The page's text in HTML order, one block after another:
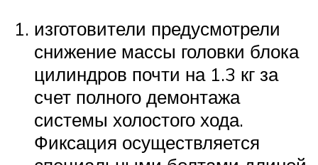
изготовители предусмотрели
снижение массы головки блока
цилиндров почти на 1.3 кг за
счет полного демонтажа
системы холостого хода.
Фиксация осуществляется